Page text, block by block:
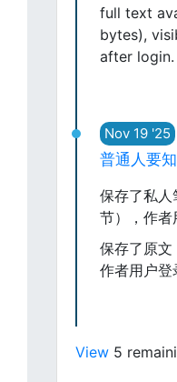
full text
bytes),
after login.
Nov 19 '25
普通人要
保存了私
节），作者
保存了原文
作者用户登
View 5